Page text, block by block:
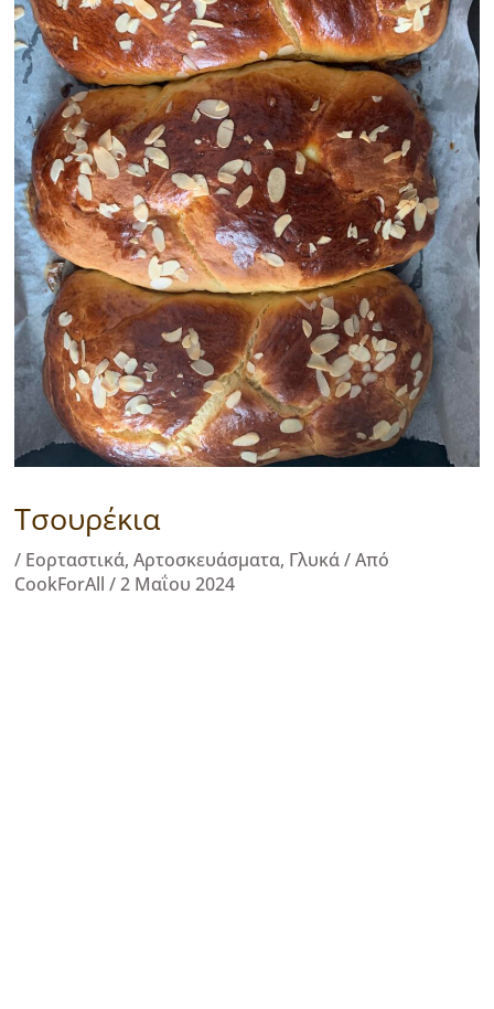
Τσουρέκια
/ Εορταστικά, Αρτοσκευάσματα, Γλυκά/ Από
CookForAll /2 Μαΐου 2024